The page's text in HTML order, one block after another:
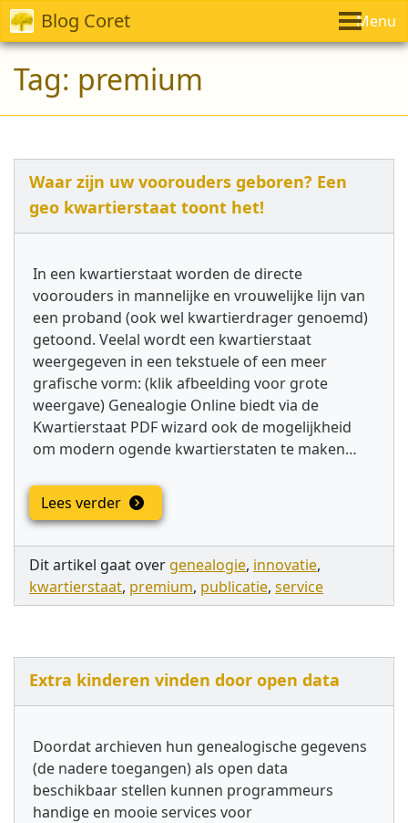
Blog Coret Menu
Tag: premium
Waar zijn uw voorouders geboren? Een
geo kwartierstaat toont het!
In een kwartierstaat worden de directe
voorouders in mannelijke en vrouwelijke lijn van
een proband (ook wel kwartierdrager genoemd)
getoond. Veelal wordt een kwartierstaat
weergegeven in een tekstuele of een meer
grafische vorm: (klik afbeelding voor grote
weergave) Genealogie Online biedt via de
Kwartierstaat PDF wizard ook de mogelijkheid
om modern ogende kwartierstaten te maken…
Lees verder
Dit artikel gaat over genealogie, innovatie,
kwartierstaat, premium, publicatie, service
Extra kinderen vinden door open data
Doordat archieven hun genealogische gegevens
(de nadere toegangen) als open data
beschikbaar stellen kunnen programmeurs
handige en mooie services voor